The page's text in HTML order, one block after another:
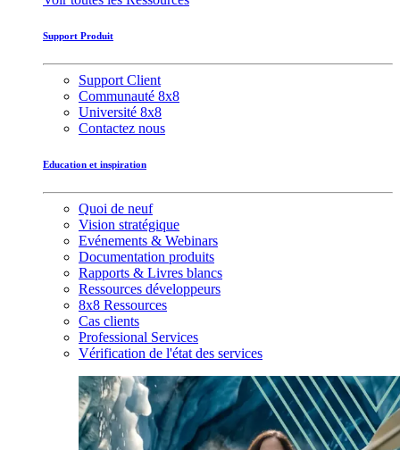
Support Produit
Support Client
Communauté 8x8
Université 8x8
Contactez nous
Education et inspiration
Quoi de neuf
Vision stratégique
Evénements & Webinars
Documentation produits
Rapports & Livres blancs
Ressources développeurs
8x8 Ressources
Cas clients
Professional Services
Vérification de l'état des services